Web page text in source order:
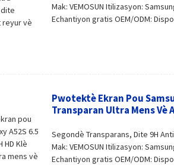
Mak: VEMOSUN Itilizasyon:
Echantiyon gratis OEM/ODM:
Pwotektè Ekran Pou
Transparan Ultra Mens Vè
Segondè Transparans, Dite 9H
Mak: VEMOSUN Itilizasyon:
Echantiyon gratis OEM/ODM: